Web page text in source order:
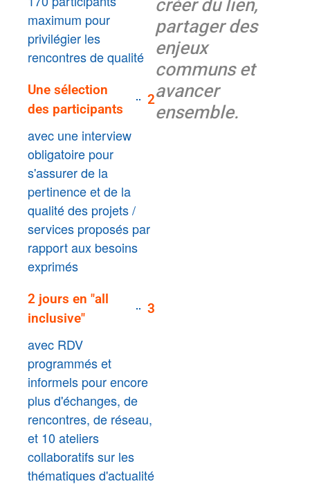
maximum pour
privilégier les
rencontres de qualité
Une sélection
des participants
2
avec une interview
obligatoire pour
s'assurer de la
pertinence et de la
qualité des projets /
services proposés par
rapport aux besoins
exprimés
2 jours en "all
inclusive"
3
avec RDV
programmés et
informels pour encore
plus d'échanges, de
rencontres, de réseau,
et 10 ateliers
collaboratifs sur les
thématiques d'actualité
créer du lien,
partager des
enjeux
communs et
avancer
ensemble.